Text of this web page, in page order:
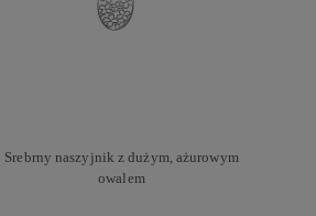
Srebrny naszyjnik z dużym, ażurowym
owalem